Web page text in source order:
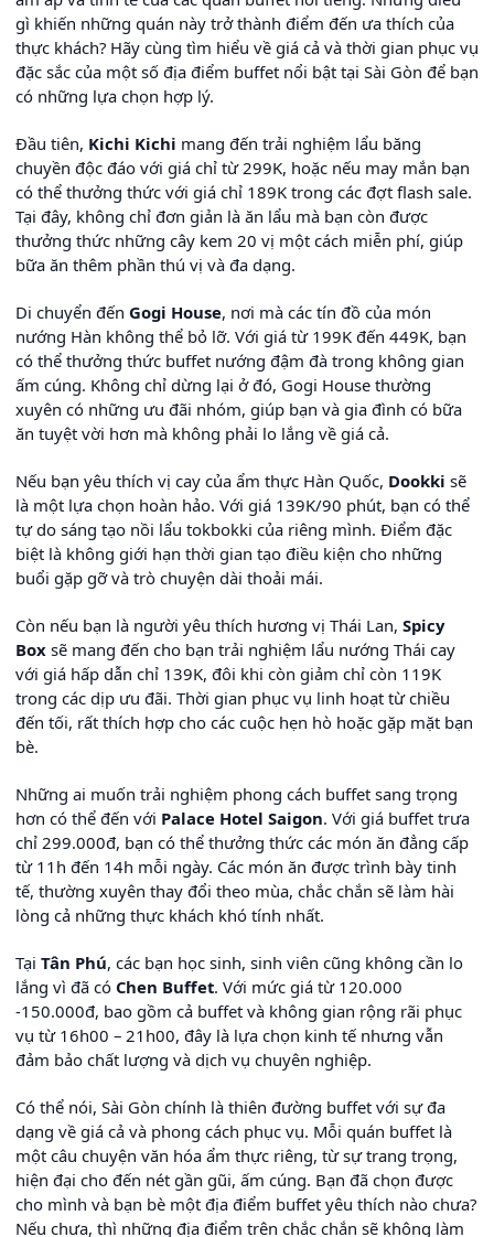
gì khiến những quán này trở thành điểm đến ưa thích của
thực khách? Hãy cùng tìm hiểu về giá cả và thời gian phục vụ
đặc sắc của một số địa điểm buffet nổi bật tại Sài Gòn để bạn
có những lựa chọn hợp lý.
Đầu tiên, Kichi Kichi mang đến trải nghiệm lẩu băng
chuyền độc đáo với giá chỉ từ 299K, hoặc nếu may mắn bạn
có thể thưởng thức với giá chỉ 189K trong các đợt flash sale.
Tại đây, không chỉ đơn giản là ăn lẩu mà bạn còn được
thưởng thức những cây kem 20 vị một cách miễn phí, giúp
bữa ăn thêm phần thú vị và đa dạng.
Di chuyển đến Gogi House, nơi mà các tín đồ của món
nướng Hàn không thể bỏ lỡ. Với giá từ 199K đến 449K, bạn
có thể thưởng thức buffet nướng đậm đà trong không gian
ấm cúng. Không chỉ dừng lại ở đó, Gogi House thường
xuyên có những ưu đãi nhóm, giúp bạn và gia đình có bữa
ăn tuyệt vời hơn mà không phải lo lắng về giá cả.
Nếu bạn yêu thích vị cay của ẩm thực Hàn Quốc, Dookki sẽ
là một lựa chọn hoàn hảo. Với giá 139K/90 phút, bạn có thể
tự do sáng tạo nồi lẩu tokbokki của riêng mình. Điểm đặc
biệt là không giới hạn thời gian tạo điều kiện cho những
buổi gặp gỡ và trò chuyện dài thoải mái.
Còn nếu bạn là người yêu thích hương vị Thái Lan, Spicy
Box sẽ mang đến cho bạn trải nghiệm lẩu nướng Thái cay
với giá hấp dẫn chỉ 139K, đôi khi còn giảm chỉ còn 119K
trong các dịp ưu đãi. Thời gian phục vụ linh hoạt từ chiều
đến tối, rất thích hợp cho các cuộc hẹn hò hoặc gặp mặt bạn
bè.
Những ai muốn trải nghiệm phong cách buffet sang trọng
hơn có thể đến với Palace Hotel Saigon. Với giá buffet trưa
chỉ 299.000đ, bạn có thể thưởng thức các món ăn đẳng cấp
từ 11h đến 14h mỗi ngày. Các món ăn được trình bày tinh
tế, thường xuyên thay đổi theo mùa, chắc chắn sẽ làm hài
lòng cả những thực khách khó tính nhất.
Tại Tân Phú, các bạn học sinh, sinh viên cũng không cần lo
lắng vì đã có Chen Buffet. Với mức giá từ 120.000
-150.000đ, bao gồm cả buffet và không gian rộng rãi phục
vụ từ 16h00 – 21h00, đây là lựa chọn kinh tế nhưng vẫn
đảm bảo chất lượng và dịch vụ chuyên nghiệp.
Có thể nói, Sài Gòn chính là thiên đường buffet với sự đa
dạng về giá cả và phong cách phục vụ. Mỗi quán buffet là
một câu chuyện văn hóa ẩm thực riêng, từ sự trang trọng,
hiện đại cho đến nét gần gũi, ấm cúng. Bạn đã chọn được
cho mình và bạn bè một địa điểm buffet yêu thích nào chưa?
Nếu chưa, thì những địa điểm trên chắc chắn sẽ không làm